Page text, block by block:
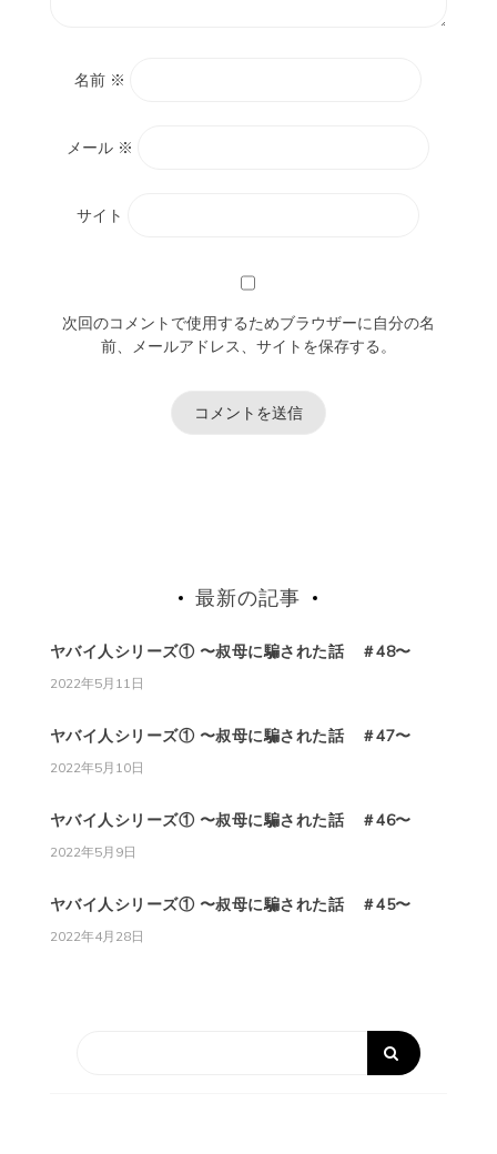
名前 ※
メール ※
サイト
次回のコメントで使用するためブラウザーに自分の名
前、メールアドレス、サイトを保存する。
最新の記事
ヤバイ人シリーズ① 〜叔母に騙された話 ＃48〜
2022年5月11日
ヤバイ人シリーズ① 〜叔母に騙された話 ＃47〜
2022年5月10日
ヤバイ人シリーズ① 〜叔母に騙された話 ＃46〜
2022年5月9日
ヤバイ人シリーズ① 〜叔母に騙された話 ＃45〜
2022年4月28日